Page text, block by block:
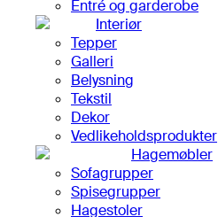
Entré og garderobe
Interiør
Tepper
Galleri
Belysning
Tekstil
Dekor
Vedlikeholdsprodukter
Hagemøbler
Sofagrupper
Spisegrupper
Hagestoler